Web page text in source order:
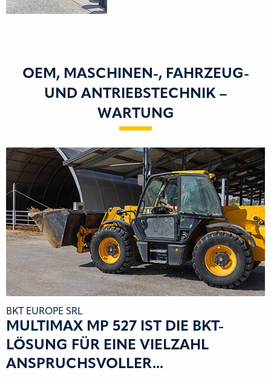
OEM, MASCHINEN-, FAHRZEUG-
UND ANTRIEBSTECHNIK –
WARTUNG
BKT EUROPE SRL
MULTIMAX MP 527 IST DIE BKT-
LÖSUNG FÜR EINE VIELZAHL
ANSPRUCHSVOLLER...